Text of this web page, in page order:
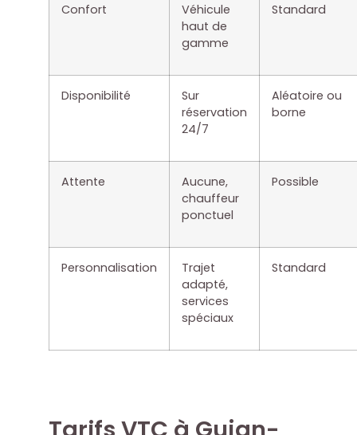
Confort
Véhicule
haut de
gamme
Standard
Disponibilité
Sur
réservation
24/7
Aléatoire ou
borne
Attente
Aucune,
chauffeur
ponctuel
Possible
Personnalisation
Trajet
adapté,
services
spéciaux
Standard